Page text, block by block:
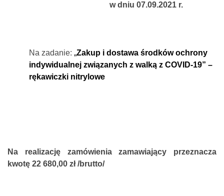
w dniu 07.09.2021 r.
Na zadanie: „Zakup i dostawa środków ochrony
indywidualnej związanych z walką z COVID-19” –
rękawiczki nitrylowe
Na realizację zamówienia zamawiający przeznacza
kwotę 22 680,00 zł /brutto/